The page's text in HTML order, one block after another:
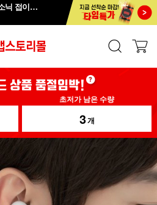
한일전자 파테크 소닉 접이식 드라이기
초저가 남은 수량
3개